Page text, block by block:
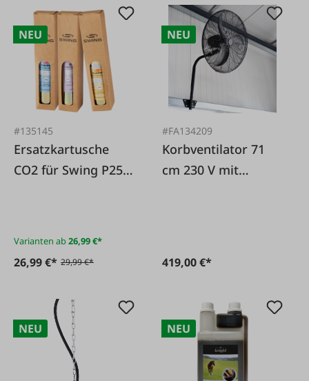
NEU
#135145
Ersatzkartusche
CO2 für Swing P25
Varianten ab26,99 €*
26,99 €* 29,99 €*
NEU
#FA134209
Korbventilator 71
cm 230 V mit
419,00 €*
NEU NEU